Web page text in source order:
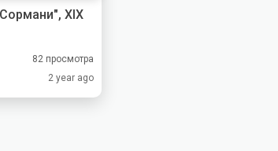
XIX
82 просмотра
2 year ago